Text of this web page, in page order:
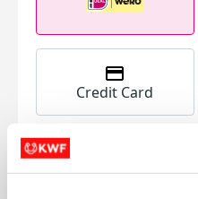
Credit Card